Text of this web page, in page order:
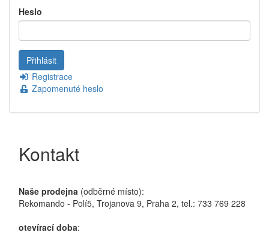
Heslo
Registrace
Zapomenuté heslo
Kontakt
Naše prodejna (odběrné místo):
Rekomando - Polí5, Trojanova 9, Praha 2, tel.: 733 769 228
otevírací doba: